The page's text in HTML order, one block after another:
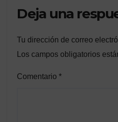
Deja una
Tu dirección de correo
Los campos obligatorios
Comentario *